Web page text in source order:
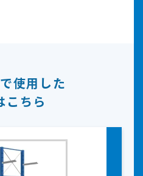
使用した
こちら